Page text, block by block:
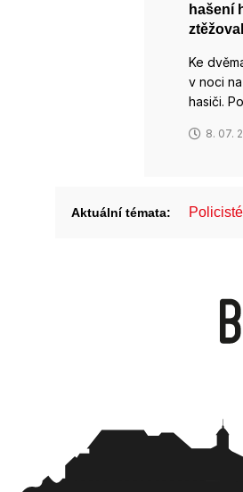
hašení
Ke
v noci
hasiči.
8. 07.
Aktuální témata: